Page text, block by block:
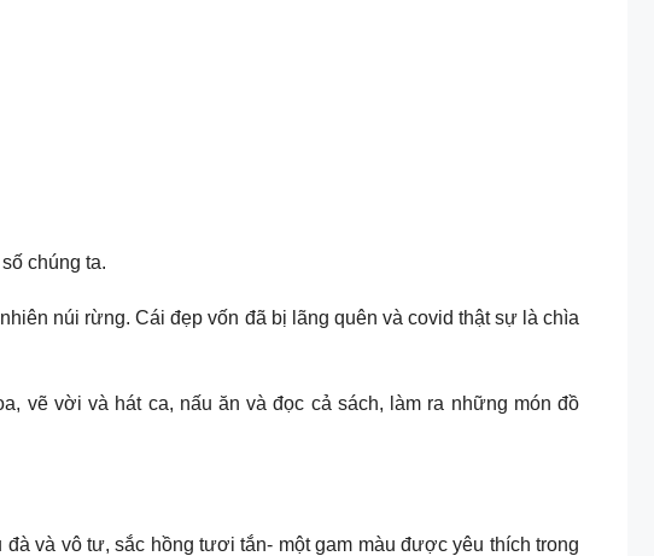
chúng ta.
núi rừng. Cái đẹp vốn đã bị lãng quên và covid thật sự là chìa
vẽ vời và hát ca, nấu ăn và đọc cả sách, làm ra những món đồ
đà và vô tư, sắc hồng tươi tắn- một gam màu được yêu thích trong